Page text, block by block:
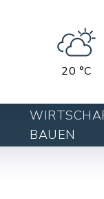
20 °C
BAUEN